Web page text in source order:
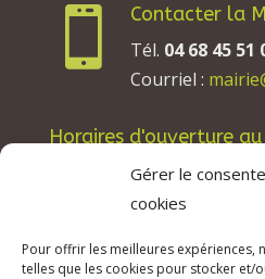
Gérer le
cookies
Pour offrir les meilleures expériences,
telles que les cookies pour stocker et/

Contacter la
Tél. 04 68 45 51
Courriel :
Horaires d'ouverture
Les lundis, mardis et
13h30 à 17h30.
Les vendredis : de 8h à